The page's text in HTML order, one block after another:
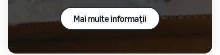
Mai multe informații